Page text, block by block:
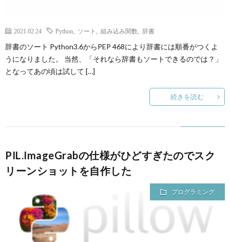
2021.02.24 Python ソート 組み込み関数 辞書
辞書のソート Python3.6からPEP 468により辞書には順番がつくよ
うになりました。 当然、「それなら辞書もソートできるのでは？」
となってあの頃は試して […]
続きを読む
PIL.ImageGrabの仕様がひどすぎたのでスク
リーンショットを自作した
プログラミング